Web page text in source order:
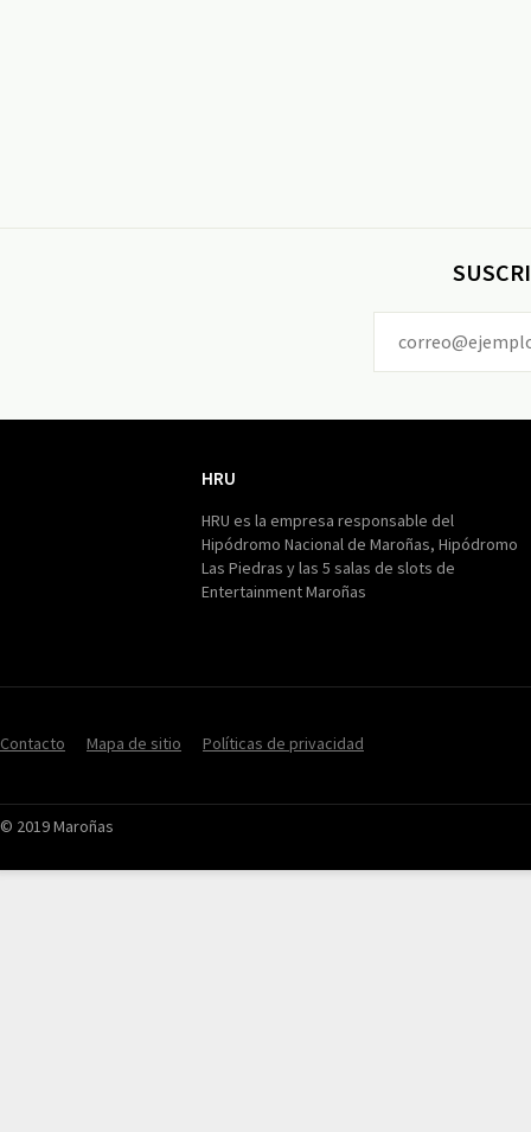
HRU
HRU es la empresa responsable del
Hipódromo Nacional de Maroñas, Hipódromo
Las Piedras y las 5 salas de slots de
Entertainment Maroñas
Contacto Mapa de sitio Políticas de privacidad
© 2019 Maroñas